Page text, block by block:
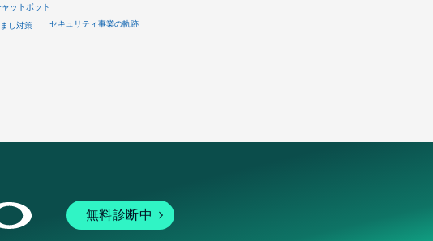
ットボット
し対策 セキュリティ事業の軌跡
無料診断中